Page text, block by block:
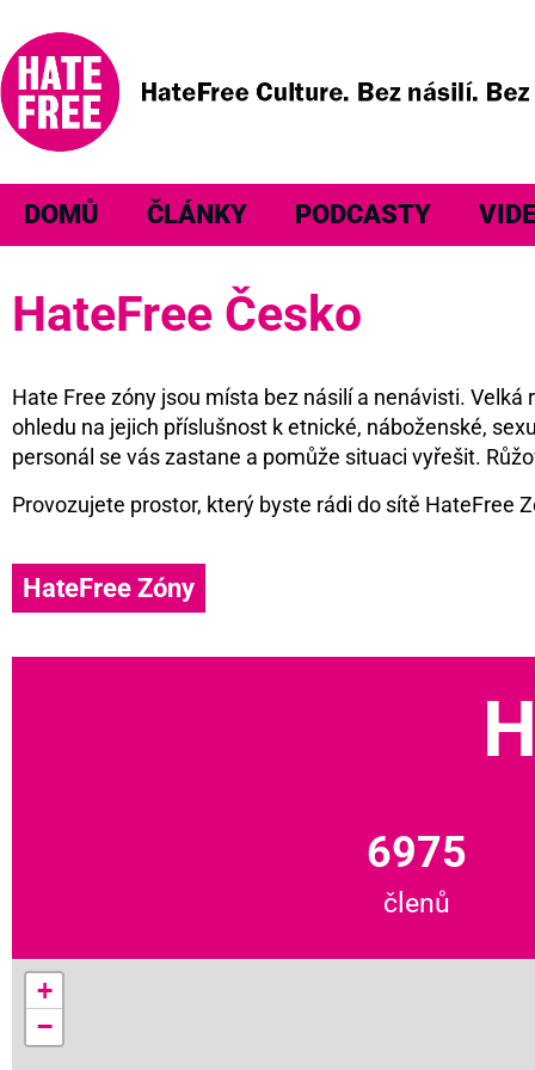
DOMŮ ČLÁNKY PODCASTY
HateFree Česko
Hate Free zóny jsou místa bez násilí a nenávisti.
ohledu na jejich příslušnost k etnické, náboženské,
personál se vás zastane a pomůže situaci vyřešit.
Provozujete prostor, který byste rádi do sítě HateFree
HateFree Zóny
6975
členů
+
−